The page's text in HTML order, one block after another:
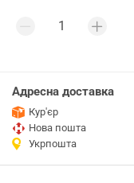
Адресна доставка
Кур'єр
Нова пошта
Укрпошта